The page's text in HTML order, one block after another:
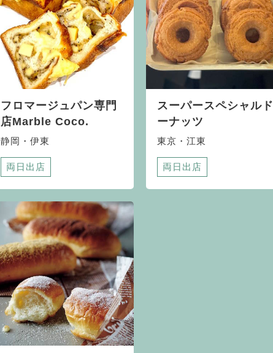
フロマージュパン専門
店Marble Coco.
静岡・伊東
両日出店
スーパースペシャルド
ーナッツ
東京・江東
両日出店